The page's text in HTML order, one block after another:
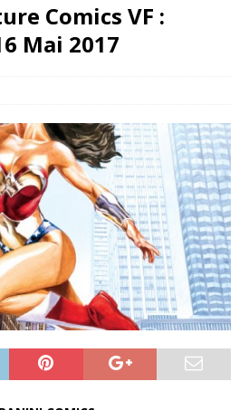
Comics VF :
Mai 2017